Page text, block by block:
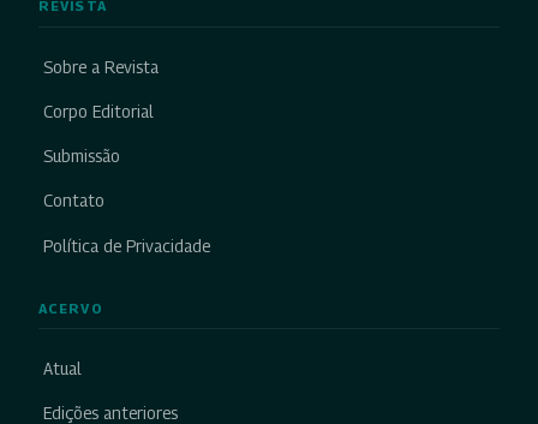
REVISTA
Sobre a Revista
Corpo Editorial
Submissão
Contato
Política de Privacidade
ACERVO
Atual
Edições anteriores